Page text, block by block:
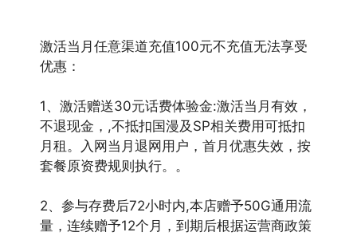
激活当月任意渠道充值100元不充值无法享受
优惠：
1、激活赠送30元话费体验金:激活当月有效，
不退现金，,不抵扣国漫及SP相关费用可抵扣
月租。入网当月退网用户，首月优惠失效，按
套餐原资费规则执行。。
2、参与存费后72小时内,本店赠予50G通用流
量，连续赠予12个月，到期后根据运营商政策